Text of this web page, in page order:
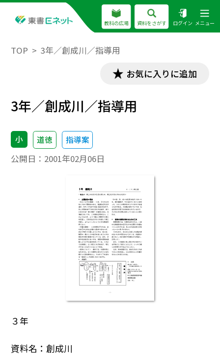
教科の広場 資料をさがす ログイン メニュー
TOP 3年／創成川／指導用
お気に入りに追加
3年／創成川／指導用
小 道徳 指導案
公開日： 2001年02月06日
３年
資料名：創成川